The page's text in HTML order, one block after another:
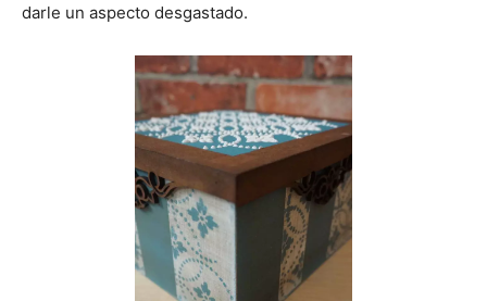
darle un aspecto desgastado.